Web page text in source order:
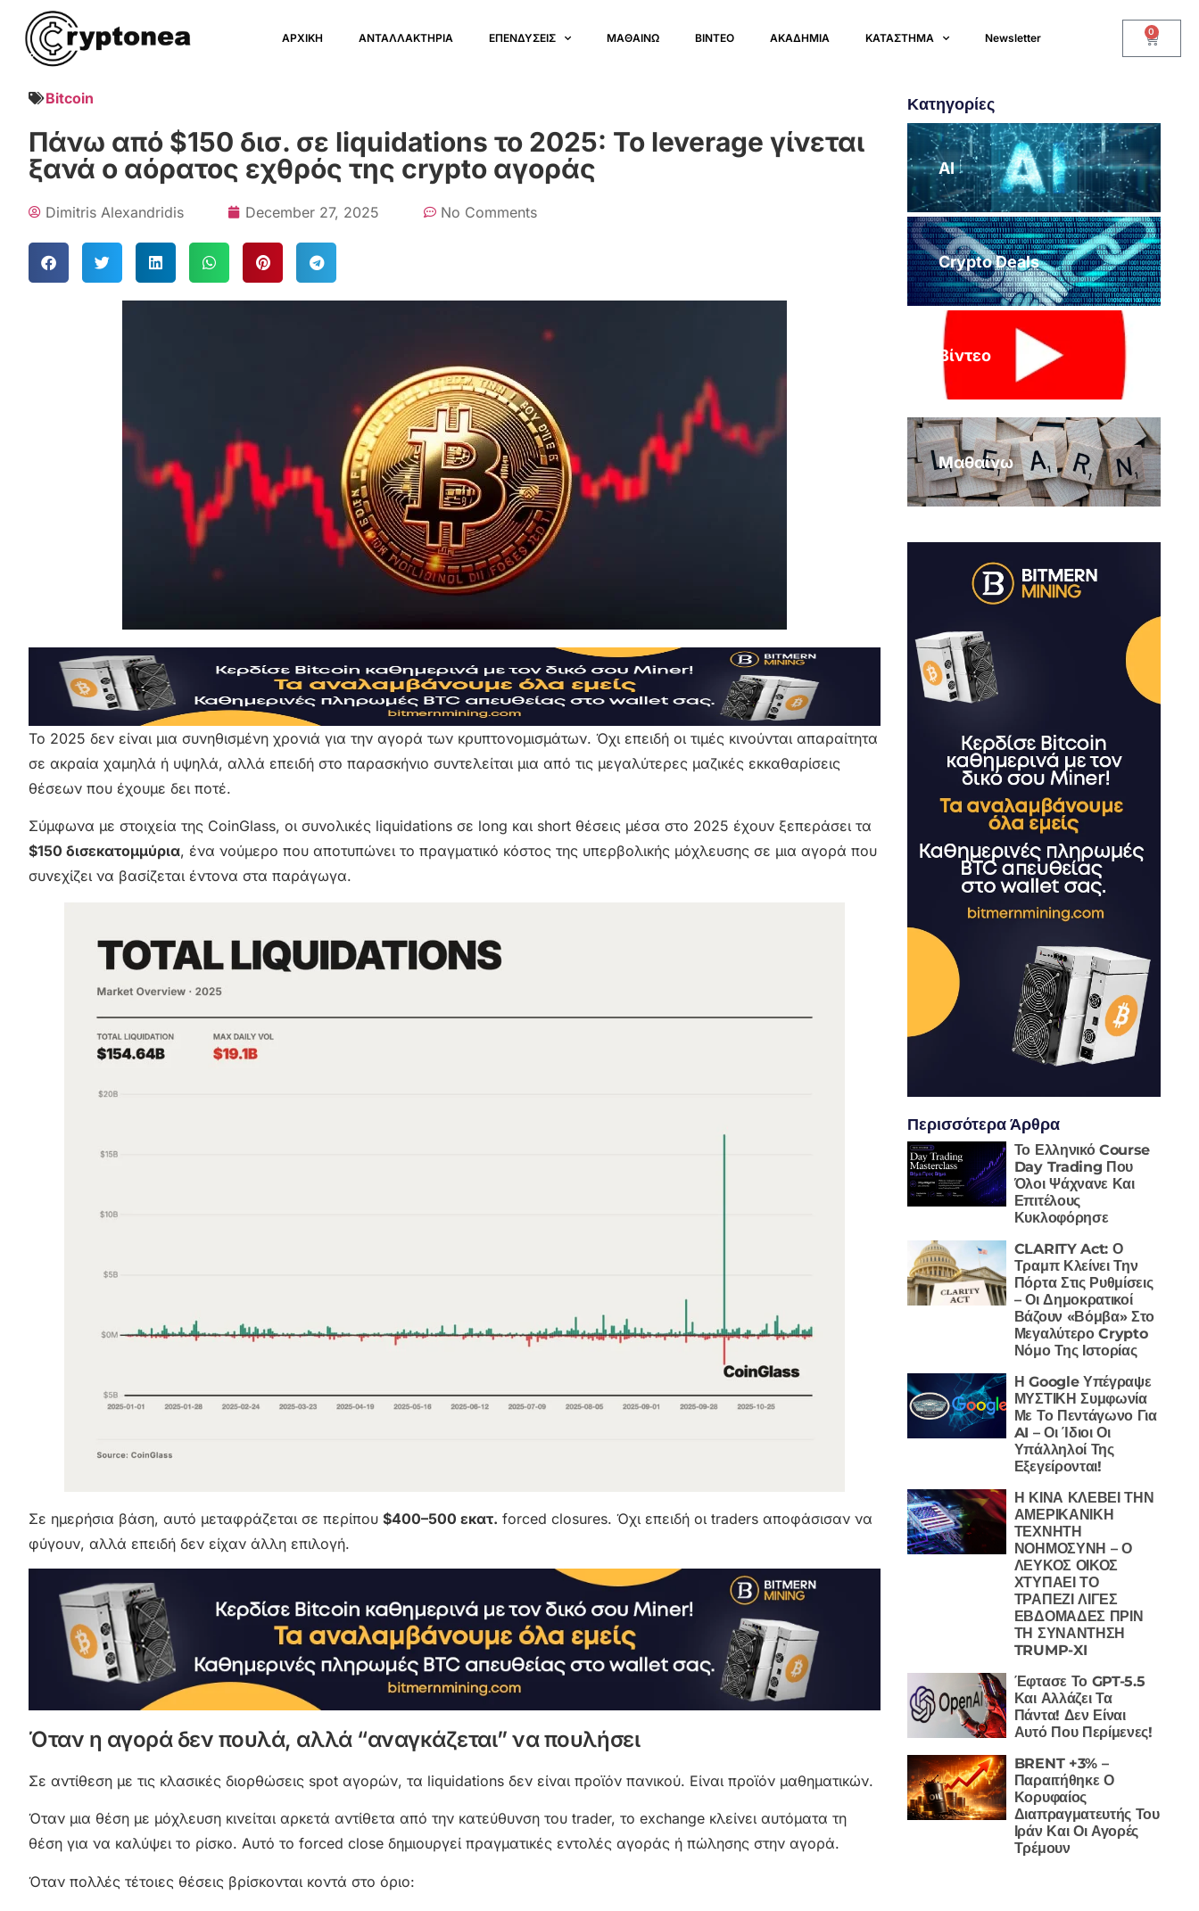
ΑΡΧΙΚΗ ΑΝΤΑΛΛΑΚΤΗΡΙΑ ΕΠΕΝΔΥΣΕΙΣ ΜΑΘΑΙΝΩ ΒΙΝΤΕΟ ΑΚΑΔΗΜΙΑ ΚΑΤΑΣΤΗΜΑ Newsletter 0
Bitcoin
Πάνω από $150 δισ. σε liquidations το 2025: Το leverage γίνεται
ξανά ο αόρατος εχθρός της crypto αγοράς
Dimitris Alexandridis December 27, 2025 No Comments
Το 2025 δεν είναι μια συνηθισμένη χρονιά για την αγορά των κρυπτονομισμάτων. Όχι επειδή οι τιμές κινούνται απαραίτητα
σε ακραία χαμηλά ή υψηλά, αλλά επειδή στο παρασκήνιο συντελείται μια από τις μεγαλύτερες μαζικές εκκαθαρίσεις
θέσεων που έχουμε δει ποτέ.
Σύμφωνα με στοιχεία της CoinGlass, οι συνολικές liquidations σε long και short θέσεις μέσα στο 2025 έχουν ξεπεράσει τα
$150 δισεκατομμύρια, ένα νούμερο που αποτυπώνει το πραγματικό κόστος της υπερβολικής μόχλευσης σε μια αγορά που
συνεχίζει να βασίζεται έντονα στα παράγωγα.
Σε ημερήσια βάση, αυτό μεταφράζεται σε περίπου $400–500 εκατ. forced closures. Όχι επειδή οι traders αποφάσισαν να
φύγουν, αλλά επειδή δεν είχαν άλλη επιλογή.
Όταν η αγορά δεν πουλά, αλλά “αναγκάζεται” να πουλήσει
Σε αντίθεση με τις κλασικές διορθώσεις spot αγορών, τα liquidations δεν είναι προϊόν πανικού. Είναι προϊόν μαθηματικών.
Όταν μια θέση με μόχλευση κινείται αρκετά αντίθετα από την κατεύθυνση του trader, το exchange κλείνει αυτόματα τη
θέση για να καλύψει το ρίσκο. Αυτό το forced close δημιουργεί πραγματικές εντολές αγοράς ή πώλησης στην αγορά.
Όταν πολλές τέτοιες θέσεις βρίσκονται κοντά στο όριο:
Κατηγορίες
AI
Crypto Deals
Βίντεο
Μαθαίνω
Περισσότερα Άρθρα
Το Ελληνικό Course
Day Trading Που
Όλοι Ψάχνανε Και
Επιτέλους
Κυκλοφόρησε
CLARITY Act: Ο
Τραμπ Κλείνει Την
Πόρτα Στις Ρυθμίσεις
– Οι Δημοκρατικοί
Βάζουν «Βόμβα» Στο
Μεγαλύτερο Crypto
Νόμο Της Ιστορίας
Η Google Υπέγραψε
ΜΥΣΤΙΚΗ Συμφωνία
Με Το Πεντάγωνο Για
AI – Οι Ίδιοι Οι
Υπάλληλοί Της
Εξεγείρονται!
Η ΚΙΝΑ ΚΛΕΒΕΙ ΤΗΝ
ΑΜΕΡΙΚΑΝΙΚΗ
ΤΕΧΝΗΤΗ
ΝΟΗΜΟΣΥΝΗ – Ο
ΛΕΥΚΟΣ ΟΙΚΟΣ
ΧΤΥΠΑΕΙ ΤΟ
ΤΡΑΠΕΖΙ ΛΙΓΕΣ
ΕΒΔΟΜΑΔΕΣ ΠΡΙΝ
ΤΗ ΣΥΝΑΝΤΗΣΗ
TRUMP-XI
Έφτασε Το GPT-5.5
Και Αλλάζει Τα
Πάντα! Δεν Είναι
Αυτό Που Περίμενες!
BRENT +3% –
Παραιτήθηκε Ο
Κορυφαίος
Διαπραγματευτής Του
Ιράν Και Οι Αγορές
Τρέμουν